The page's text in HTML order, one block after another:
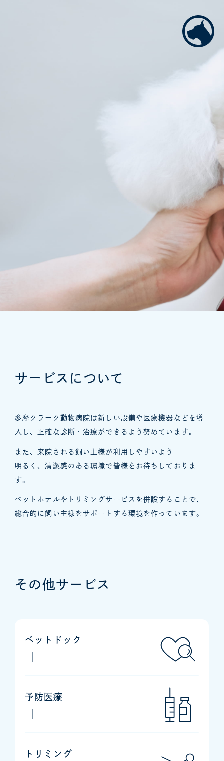
サービスについて
多摩クラーク動物病院は新しい設備や医療機器などを導
入し 、 正確な診断・治療ができるよう努めています。
また、来院される飼い主様が利用しやすいよう
明るく、清潔感のある環境で皆様をお待ちしておりま
す。
ペットホテルやトリミングサービスを併設することで、
総合的に飼い主様をサポートする環境を作っています。
その他サービス
ペットドック
予防医療
トリミング